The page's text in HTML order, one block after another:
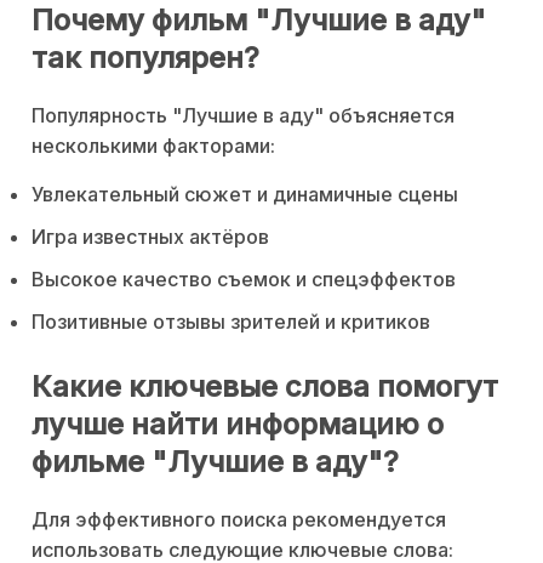
Почему фильм "Лучшие в аду"
так популярен?
Популярность "Лучшие в аду" объясняется
несколькими факторами:
Увлекательный сюжет и динамичные сцены
Игра известных актёров
Высокое качество съемок и спецэффектов
Позитивные отзывы зрителей и критиков
Какие ключевые слова помогут
лучше найти информацию о
фильме "Лучшие в аду"?
Для эффективного поиска рекомендуется
использовать следующие ключевые слова: